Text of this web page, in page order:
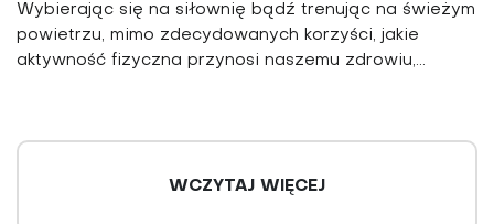
Wybierając się na siłownię bądź trenując na świeżym
powietrzu, mimo zdecydowanych korzyści, jakie
aktywność fizyczna przynosi naszemu zdrowiu,...
WCZYTAJ WIĘCEJ